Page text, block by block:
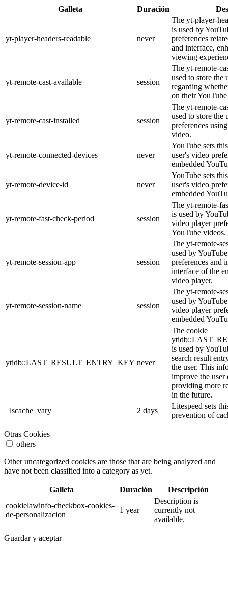
Galleta Duración
yt-player-headers-readable never
The yt-player-
is used by
preferences
and interface,
viewing
yt-remote-cast-available session
The yt-remote-
used to store the
regarding
on their
yt-remote-cast-installed session
The yt-remote-
used to store the
preferences
video.
yt-remote-connected-devices never
YouTube sets
user's video
embedded
yt-remote-device-id never
YouTube sets
user's video
embedded
yt-remote-fast-check-period session
The yt-remote-
is used by
video player
YouTube videos.
yt-remote-session-app session
The yt-remote-
used by
preferences and
interface of the
video player.
yt-remote-session-name session
The yt-remote-
used by
video player
embedded
ytidb::LAST_RESULT_ENTRY_KEY never
The cookie
is used by
search result
the user. This
improve the user
providing more
in the future.
_lscache_vary
2 days
Litespeed sets
prevention of
Otras Cookies
others
Other uncategorized cookies are those that are being analyzed and
have not been classified into a category as yet.
Galleta Duración
Descripción
cookielawinfo-checkbox-cookies-
de-personalizacion
1 year
Description is
currently not
available.
Guardar y aceptar